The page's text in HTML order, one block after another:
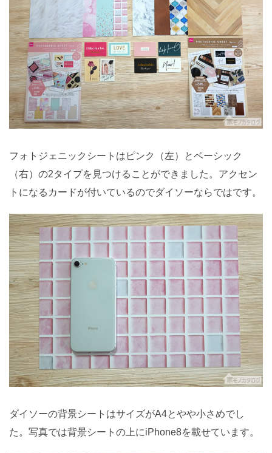
フォトジェニックシートはピンク（左）とベーシック
（右）の2タイプを見つけることができました。アクセン
トになるカードが付いているのでダイソーならではです。
ダイソーの背景シートはサイズがA4とやや小さめでし
た。写真では背景シートの上にiPhone8を載せています。